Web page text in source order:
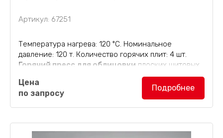
Артикул: 67251
Температура нагрева: 120 ºС. Номинальное
давление: 120 т. Количество горячих плит: 4 шт.
Горячий пресс для облицовки плоских щитовых
деталей (шпонирование) с температурой нагрева
до 120 ºС. Номинальное давление до 120 т....
Цена
по запросу
Подробнее